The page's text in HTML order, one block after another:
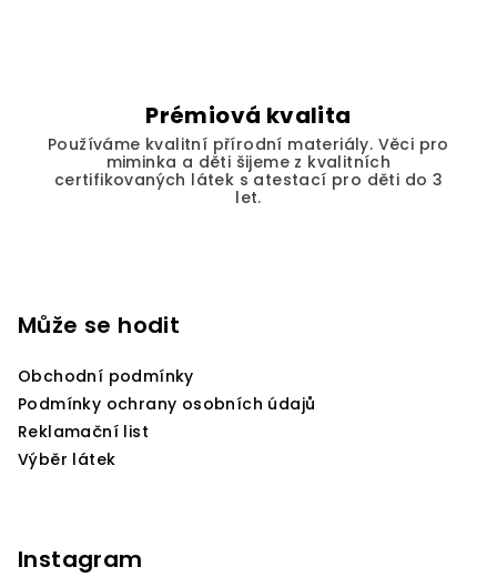
ý
p
i
s
u
Prémiová kvalita
Používáme kvalitní přírodní materiály. Věci pro
miminka a děti šijeme z kvalitních
certifikovaných látek s atestací pro děti do 3
let.
Může se hodit
Obchodní podmínky
Podmínky ochrany osobních údajů
Reklamační list
Výběr látek
Instagram